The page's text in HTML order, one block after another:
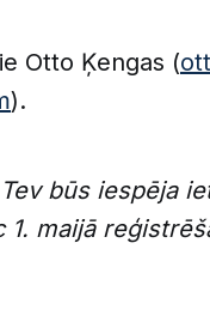
Otto Ķengas (
).
būs iespēja
maijā